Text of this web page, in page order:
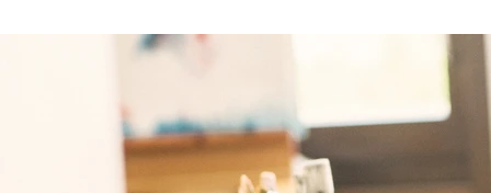
Paranoia ohne psychische Erkrankungen
Paranoia durch körperliche Ursachen